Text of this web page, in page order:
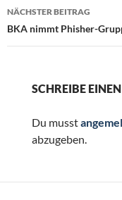
NÄCHSTER BEITRAG
BKA nimmt Phisher-
SCHREIBE
Du musst
abzugeben.